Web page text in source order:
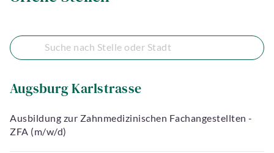
Augsburg Karlstrasse
Ausbildung zur Zahnmedizinischen Fachangestellten -
ZFA (m/w/d)